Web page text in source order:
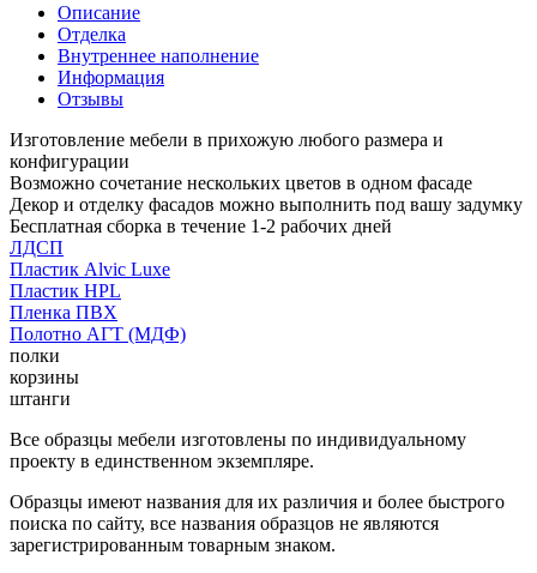
Описание
Отделка
Внутреннее наполнение
Информация
Отзывы
Изготовление мебели в прихожую любого размера и
конфигурации
Возможно сочетание нескольких цветов в одном фасаде
Декор и отделку фасадов можно выполнить под вашу задумку
Бесплатная сборка в течение 1-2 рабочих дней
ЛДСП
Пластик Alvic Luxe
Пластик HPL
Пленка ПВХ
Полотно АГТ (МДФ)
полки
корзины
штанги
Все образцы мебели изготовлены по индивидуальному
проекту в единственном экземпляре.
Образцы имеют названия для их различия и более быстрого
поиска по сайту, все названия образцов не являются
зарегистрированным товарным знаком.